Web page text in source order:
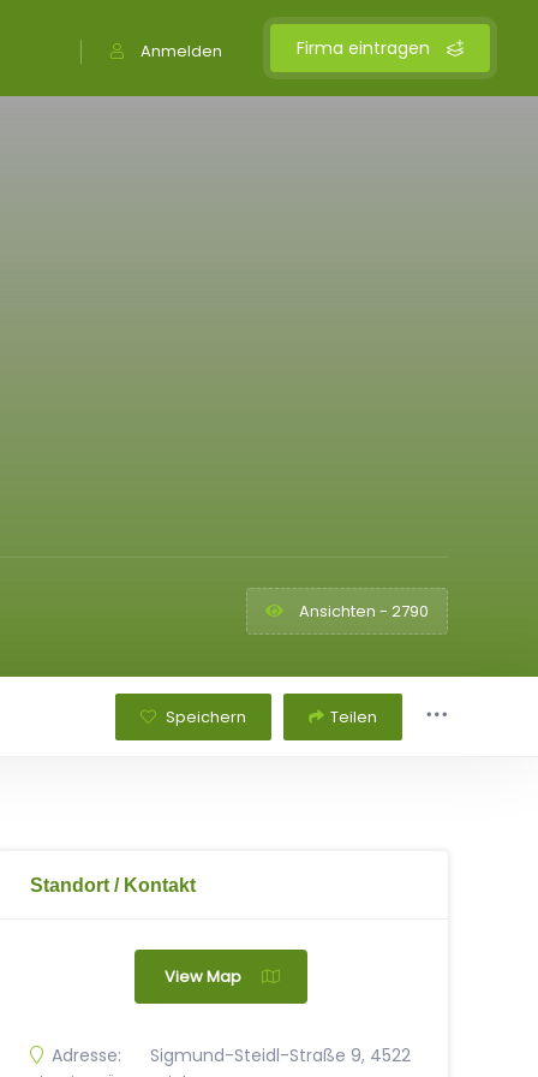
Firma eintragen
Anmelden
Ansichten - 2790
Speichern Teilen
Standort / Kontakt
View Map
Adresse:
Sigmund-Steidl-Straße 9, 4522